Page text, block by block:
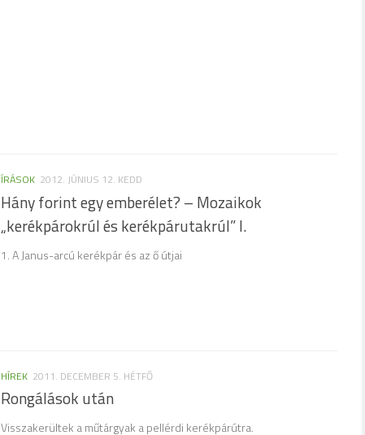
ÍRÁSOK 2012. JÚNIUS 12. KEDD
Hány forint egy emberélet? – Mozaikok
„kerékpárokrúl és kerékpárutakrúl” I.
1. A Janus-arcú kerékpár és az ő útjai
HÍREK 2011. DECEMBER 5. HÉTFŐ
Rongálások után
Visszakerültek a műtárgyak a pellérdi kerékpárútra.